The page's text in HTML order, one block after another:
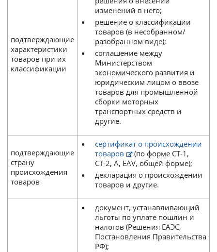
подтверждающие
характеристики
товаров при их
классификации
изменений в него;
решение о классификации
товаров (в несобранном/
разобранном виде);
соглашение между
Министерством
экономического развития и
юридическим лицом о ввозе
товаров для промышленной
сборки моторных
транспортных средств и
другие.
подтверждающие
страну
происхождения
товаров
сертификат о происхождении
товаров
(по форме СТ-1,
СТ-2, А, EAV, общей форме);
декларация о происхождении
товаров и другие.
документ, устанавливающий
льготы по уплате пошлин и
налогов (Решения ЕАЭС,
Постановления Правительства
РФ);